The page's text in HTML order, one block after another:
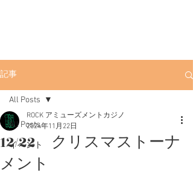
記事
All Posts
イベント
All Posts
12/22 クリスマストーナ
メント
ROCK アミューズメントカジノ
2024年11月22日